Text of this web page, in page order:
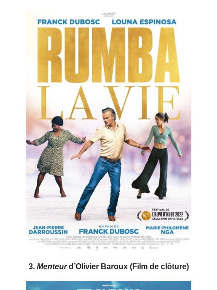
3. Menteurd’Olivier Baroux (Film de clôture)